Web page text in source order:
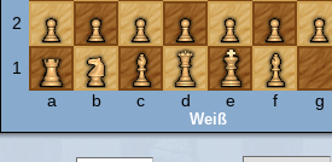
2
1
a
b c d e f g
Weiß